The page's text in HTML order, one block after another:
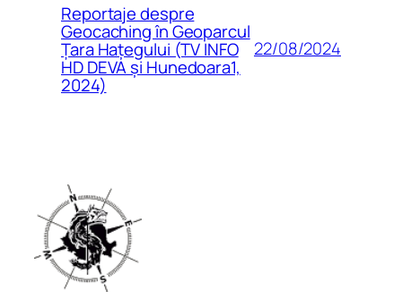
Reportaje despre
Geocaching în Geoparcul
Țara Hațegului (TV INFO
HD DEVA și Hunedoara1,
2024)
22/08/2024